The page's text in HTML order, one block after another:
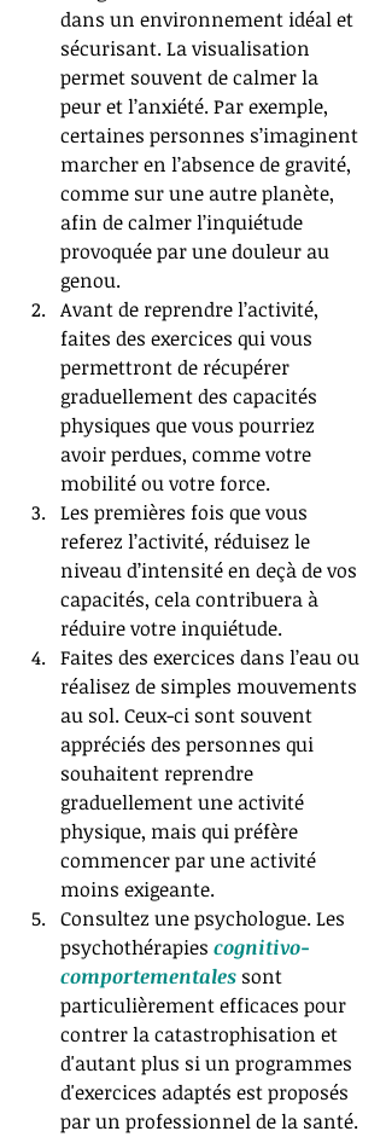
dans un environnement idéal et
sécurisant. La visualisation
permet souvent de calmer la
peur et l’anxiété. Par exemple,
certaines personnes s’imaginent
marcher en l’absence de gravité,
comme sur une autre planète,
afin de calmer l’inquiétude
provoquée par une douleur au
genou.
Avant de reprendre l’activité,
faites des exercices qui vous
permettront de récupérer
graduellement des capacités
physiques que vous pourriez
avoir perdues, comme votre
mobilité ou votre force.
Les premières fois que vous
referez l’activité, réduisez le
niveau d’intensité en deçà de vos
capacités, cela contribuera à
réduire votre inquiétude.
Faites des exercices dans l’eau ou
réalisez de simples mouvements
au sol. Ceux-ci sont souvent
appréciés des personnes qui
souhaitent reprendre
graduellement une activité
physique, mais qui préfère
commencer par une activité
moins exigeante.
Consultez une psychologue. Les
psychothérapies cognitivo-
comportementales sont
particulièrement efficaces pour
contrer la catastrophisation et
d'autant plus si un programmes
d'exercices adaptés est proposés
par un professionnel de la santé.